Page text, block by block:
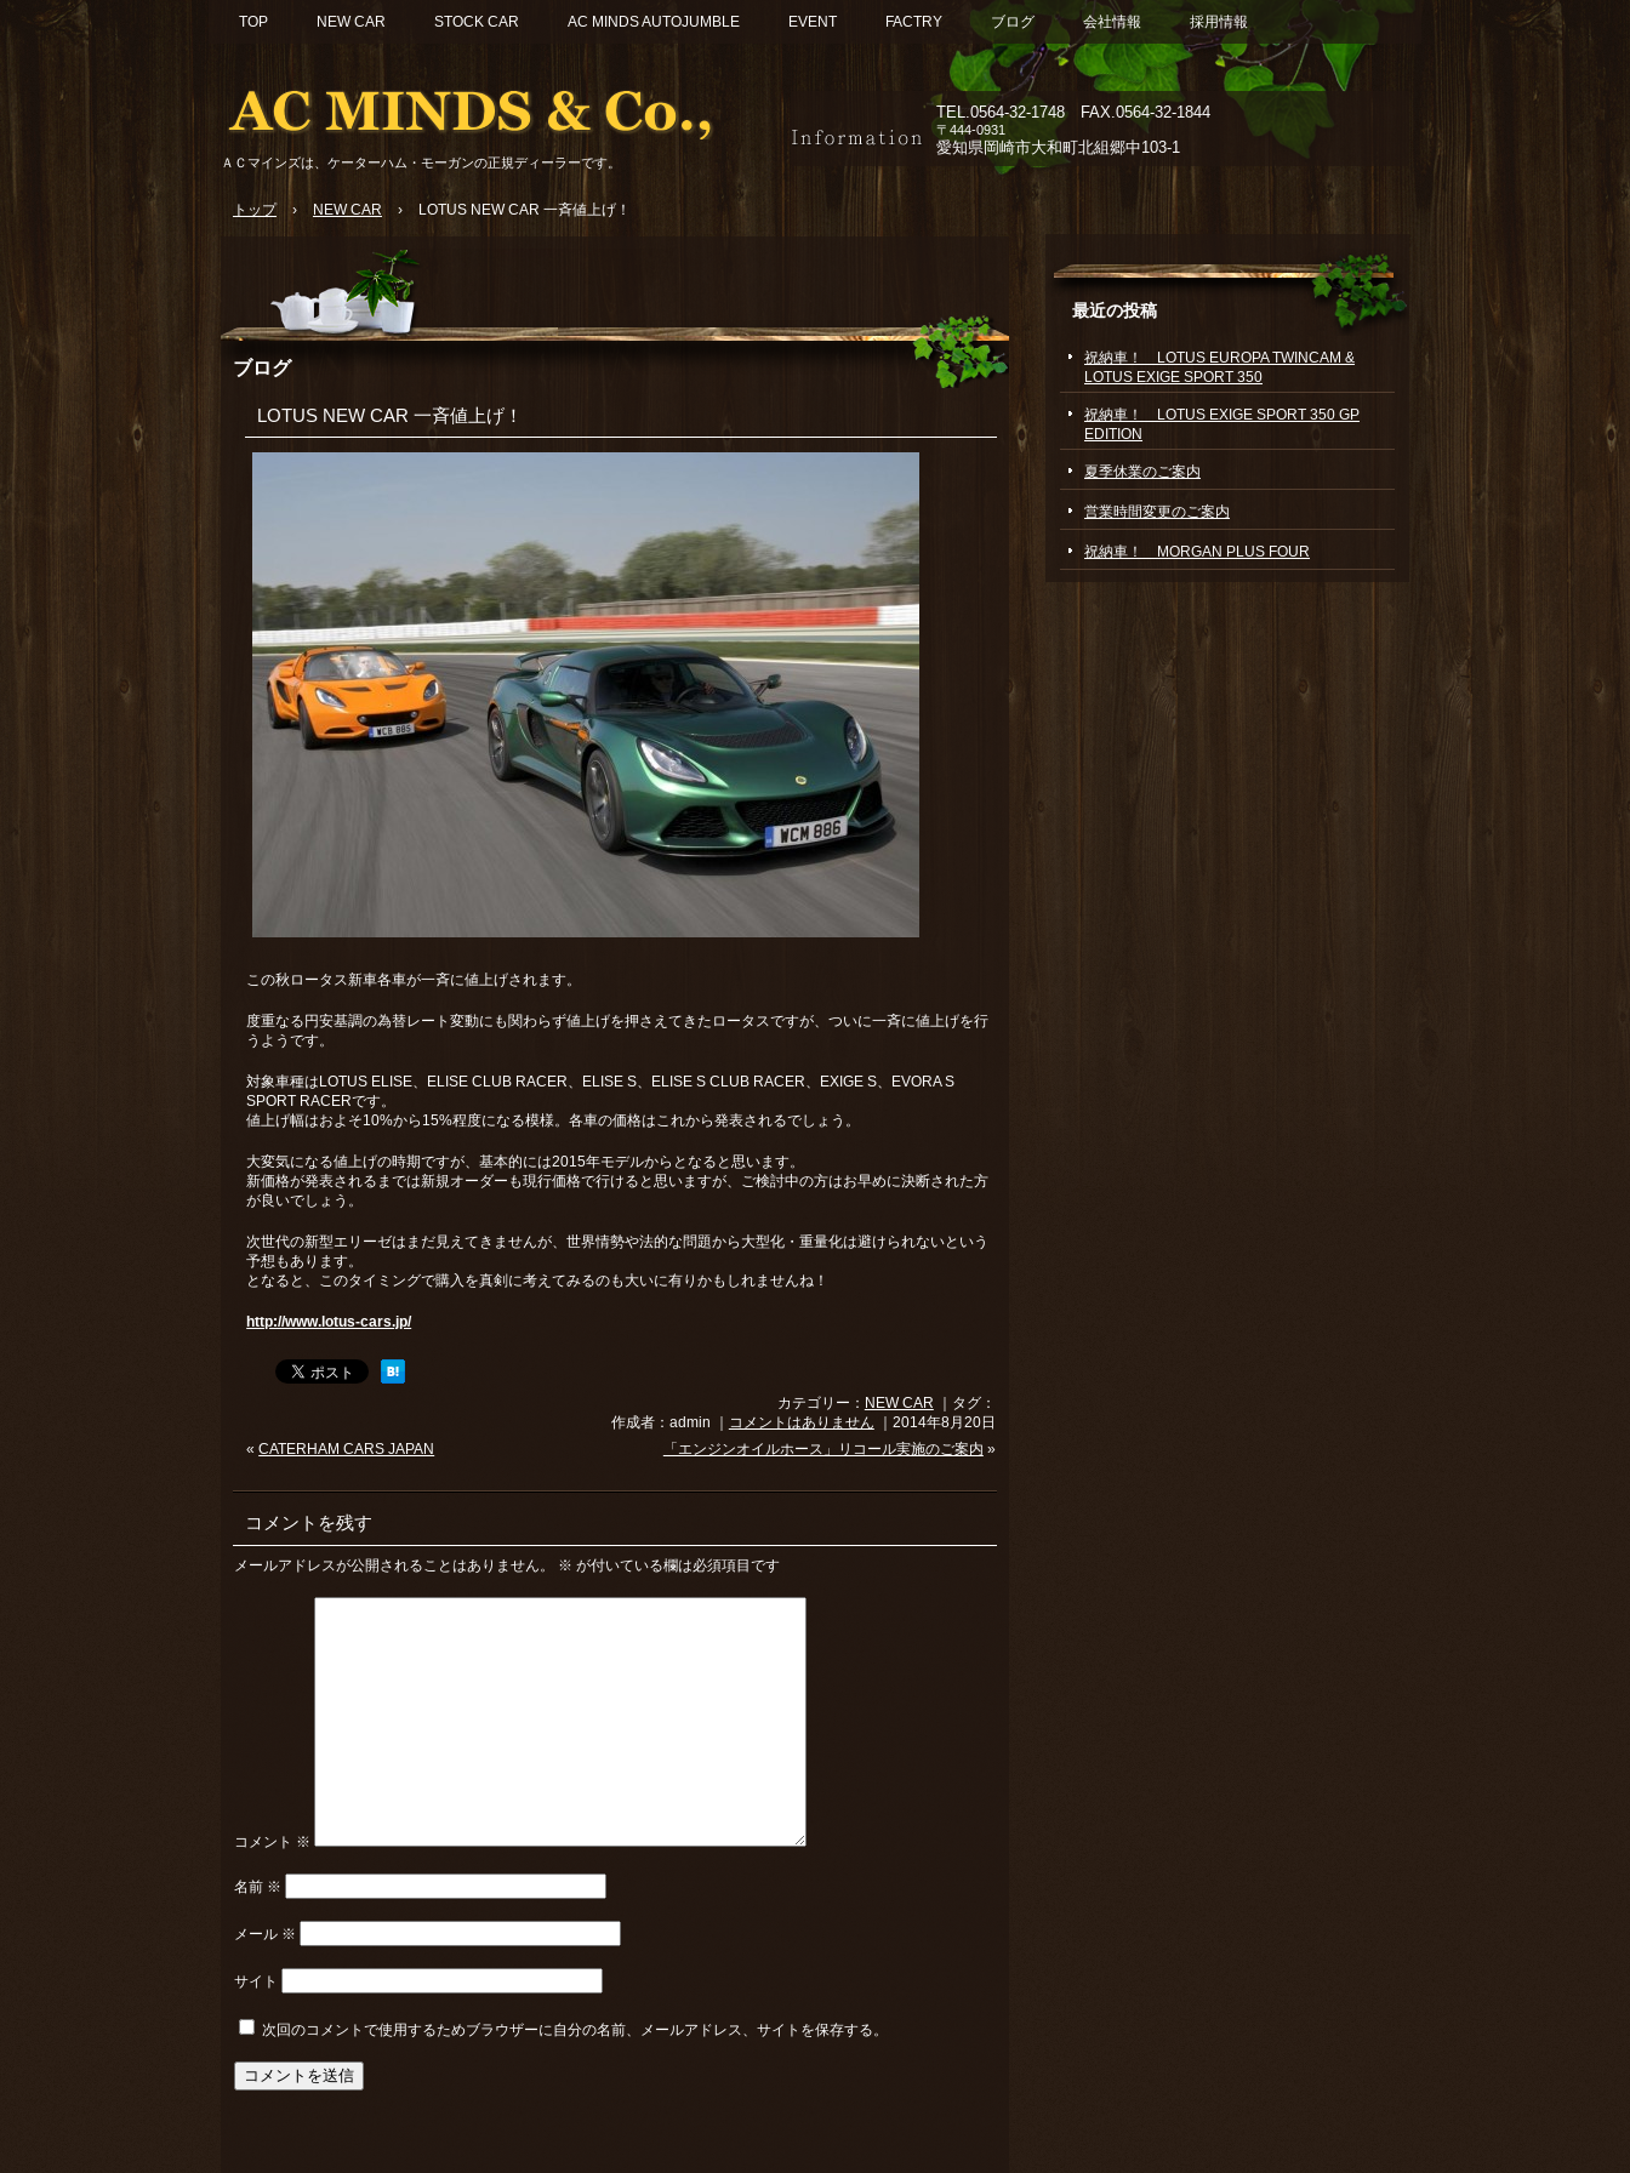
ＡＣマインズは、ケーターハム・モーガンの正規ディーラーです。
TEL.0564-32-1748 FAX.0564-32-1844
〒444-0931
愛知県岡崎市大和町北組郷中103-1
TOP NEW CAR STOCK CAR AC MINDS AUTOJUMBLE EVENT FACTRY ブログ 会社情報 採用情報
トップ › NEW CAR › LOTUS NEW CAR 一斉値上げ！
ブログ
LOTUS NEW CAR 一斉値上げ！
この秋ロータス新車各車が一斉に値上げされます。
度重なる円安基調の為替レート変動にも関わらず値上げを押さえてきたロータスですが、ついに一斉に値上げを行
うようです。
対象車種はLOTUS ELISE、ELISE CLUB RACER、ELISE S、ELISE S CLUB RACER、EXIGE S、EVORA S
SPORT RACERです。
値上げ幅はおよそ10%から15%程度になる模様。各車の価格はこれから発表されるでしょう。
大変気になる値上げの時期ですが、基本的には2015年モデルからとなると思います。
新価格が発表されるまでは新規オーダーも現行価格で行けると思いますが、ご検討中の方はお早めに決断された方
が良いでしょう。
次世代の新型エリーゼはまだ見えてきませんが、世界情勢や法的な問題から大型化・重量化は避けられないという
予想もあります。
となると、このタイミングで購入を真剣に考えてみるのも大いに有りかもしれませんね！
http://www.lotus-cars.jp/
カテゴリー： NEW CAR ｜タグ：
作成者：admin ｜ コメントはありません ｜2014年8月20日
«CATERHAM CARS JAPAN 「エンジンオイルホース」リコール実施のご案内 »
コメントを残す
メールアドレスが公開されることはありません。 ※ が付いている欄は必須項目です
コメント ※
名前 ※
メール ※
サイト
次回のコメントで使用するためブラウザーに自分の名前、メールアドレス、サイトを保存する。
最近の投稿
祝納車！ LOTUS EUROPA TWINCAM &
LOTUS EXIGE SPORT 350
祝納車！ LOTUS EXIGE SPORT 350 GP
EDITION
夏季休業のご案内
営業時間変更のご案内
祝納車！ MORGAN PLUS FOUR